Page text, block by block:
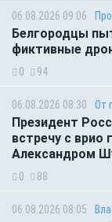
06.08.2026 09:06
Белгородцы
фиктивные
0 94
06.08.2026 08:30 От
Президент
встречу с врио
Александром
0 88
06.08.2026 08:05